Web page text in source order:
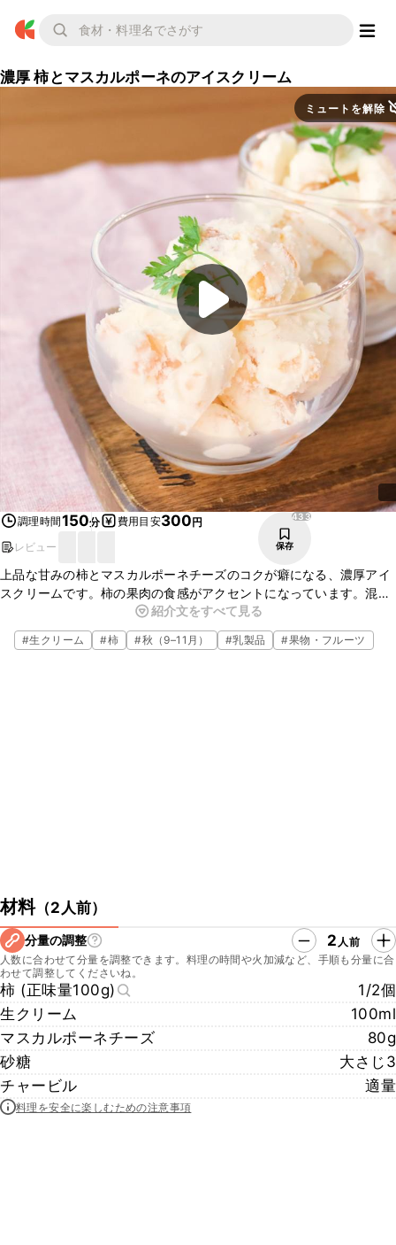
濃厚 柿とマスカルポーネのアイスクリーム
ミュートを解除
調理時間150分 費用目安300円
レビュー
433
保存
上品な甘みの柿とマスカルポーネチーズのコクが癖になる、濃厚アイ
スクリームです。柿の果肉の食感がアクセントになっています。混ぜ
合わせるだけで簡単に仕上がりますので、是非お試し下さい。柿がた
くさん手に入った際などに重宝しますよ。
紹介文をすべて見る
#生クリーム #柿 #秋（9–11月） #乳製品 #果物・フルーツ
材料（2人前）
分量の調整 2 人前
人数に合わせて分量を調整できます。料理の時間や火加減など、手順も分量に合
わせて調整してくださいね。
柿 (正味量100g)
1/2個
生クリーム
100ml
マスカルポーネチーズ
80g
砂糖
大さじ3
チャービル
適量
料理を安全に楽しむための注意事項